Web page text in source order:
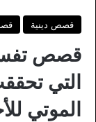
قصص دينية
قصص
التي
الموتي